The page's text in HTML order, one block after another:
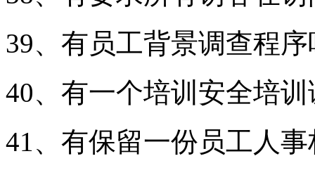
39、有员工背景调查程
40、有一个培训安全培
41、有保留一份员工人